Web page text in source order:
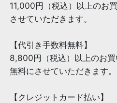
11,000円（税込）以上のお
させていただきます。
【代引き手数料無料】
8,800円（税込）以上のお
無料にさせていただきます。
【クレジットカード払い】